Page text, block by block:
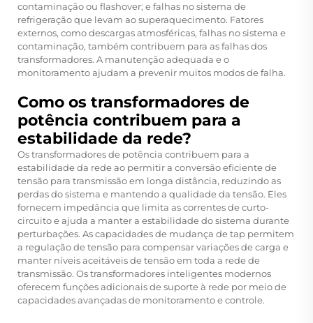
contaminação ou flashover; e falhas no sistema de
refrigeração que levam ao superaquecimento. Fatores
externos, como descargas atmosféricas, falhas no sistema e
contaminação, também contribuem para as falhas dos
transformadores. A manutenção adequada e o
monitoramento ajudam a prevenir muitos modos de falha.
Como os transformadores de
potência contribuem para a
estabilidade da rede?
Os transformadores de potência contribuem para a
estabilidade da rede ao permitir a conversão eficiente de
tensão para transmissão em longa distância, reduzindo as
perdas do sistema e mantendo a qualidade da tensão. Eles
fornecem impedância que limita as correntes de curto-
circuito e ajuda a manter a estabilidade do sistema durante
perturbações. As capacidades de mudança de tap permitem
a regulação de tensão para compensar variações de carga e
manter níveis aceitáveis de tensão em toda a rede de
transmissão. Os transformadores inteligentes modernos
oferecem funções adicionais de suporte à rede por meio de
capacidades avançadas de monitoramento e controle.